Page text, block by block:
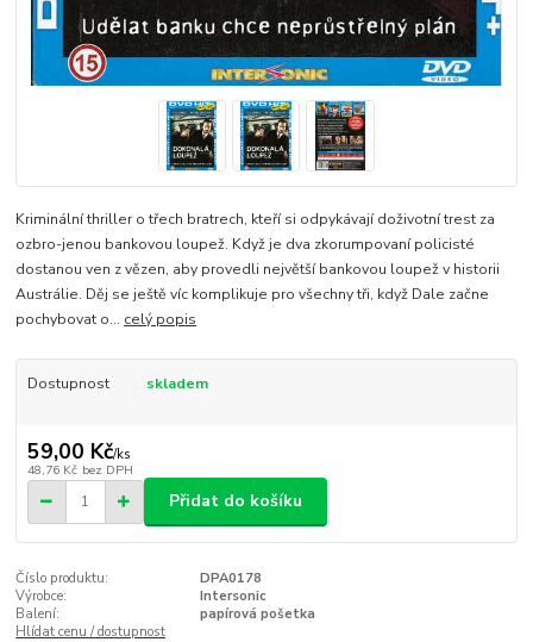
Kriminální thriller o třech bratrech, kteří si odpykávají doživotní trest za
ozbro-jenou bankovou loupež. Když je dva zkorumpovaní policisté
dostanou ven z vězen, aby provedli největší bankovou loupež v historii
Austrálie. Děj se ještě víc komplikuje pro všechny tři, když Dale začne
pochybovat o... celý popis
Dostupnost skladem
59,00 Kč/ks
48,76 Kč bez DPH
Přidat do košíku
Číslo produktu:
DPA0178
Výrobce:
Intersonic
Balení:
papírová pošetka
Hlídat cenu / dostupnost